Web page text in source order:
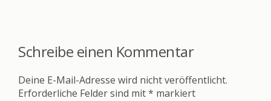
Schreibe einen Kommentar
Deine E-Mail-Adresse wird nicht veröffentlicht.
Erforderliche Felder sind mit* markiert